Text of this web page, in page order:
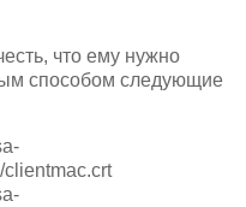
что ему нужно
способом следующие